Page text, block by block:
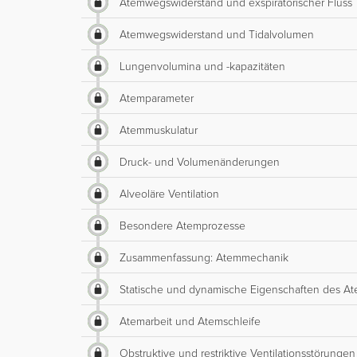
Atemwegswiderstand und exspiratorischer Fluss
Atemwegswiderstand und Tidalvolumen
Lungenvolumina und -kapazitäten
Atemparameter
Atemmuskulatur
Druck- und Volumenänderungen
Alveoläre Ventilation
Besondere Atemprozesse
Zusammenfassung: Atemmechanik
Statische und dynamische Eigenschaften des
Atemarbeit und Atemschleife
Obstruktive und restriktive Ventilationsstörungen